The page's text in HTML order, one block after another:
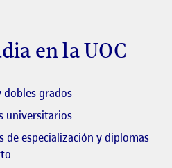
en la UOC
dobles grados
universitarios
de especialización y diplomas